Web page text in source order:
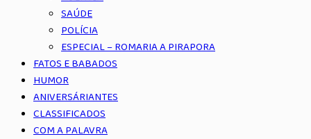
SAÚDE
POLÍCIA
ESPECIAL – ROMARIA A PIRAPORA
FATOS E BABADOS
HUMOR
ANIVERSÁRIANTES
CLASSIFICADOS
COM A PALAVRA